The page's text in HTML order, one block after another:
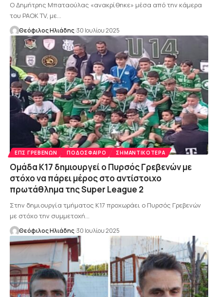
Ο Δημήτρης Μπαταούλας «ανακρίθηκε» μέσα από την κάμερα
του PAOK TV, με…
Θεόφιλος Ηλιάδης 30 Ιουλίου 2025
ΕΠΣ ΓΡΕΒΕΝΏΝ ΠΟΔΌΣΦΑΙΡΟ ΣΗΜΑΝΤΙΚΌΤΕΡΑ
Ομάδα Κ17 δημιουργεί ο Πυρσός Γρεβενών με
στόχο να πάρει μέρος στο αντίστοιχο
πρωτάθλημα της Super League 2
Στην δημιουργία τμήματος Κ17 προχωράει ο Πυρσός Γρεβενών
με στόχο την συμμετοχή…
Θεόφιλος Ηλιάδης 30 Ιουλίου 2025